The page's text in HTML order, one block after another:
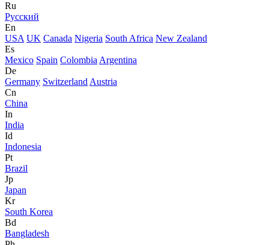
Ru
Русский
En
USA UK Canada Nigeria South Africa New Zealand
Es
Mexico Spain Colombia Argentina
De
Germany Switzerland Austria
Cn
China
In
India
Id
Indonesia
Pt
Brazil
Jp
Japan
Kr
South Korea
Bd
Bangladesh